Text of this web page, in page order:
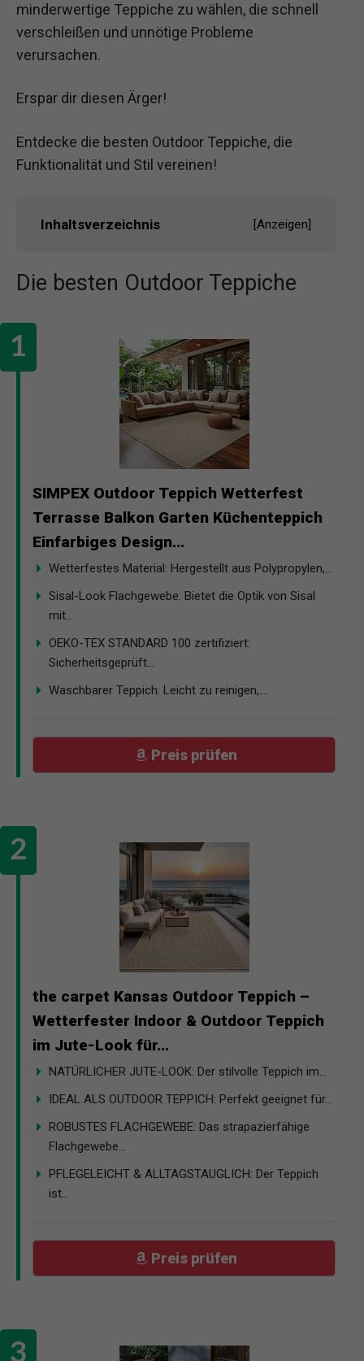
minderwertige Teppiche zu wählen, die schnell
verschleißen und unnötige Probleme
verursachen.
Erspar dir diesen Ärger!
Entdecke die besten Outdoor Teppiche, die
Funktionalität und Stil vereinen!
Inhaltsverzeichnis [Anzeigen]
Die besten Outdoor Teppiche
SIMPEX Outdoor Teppich Wetterfest
Terrasse Balkon Garten Küchenteppich
Einfarbiges Design...
Wetterfestes Material: Hergestellt aus Polypropylen,...
Sisal-Look Flachgewebe: Bietet die Optik von Sisal
mit...
OEKO-TEX STANDARD 100 zertifiziert:
Sicherheitsgeprüft...
Waschbarer Teppich: Leicht zu reinigen,...
Preis prüfen
the carpet Kansas Outdoor Teppich –
Wetterfester Indoor & Outdoor Teppich
im Jute-Look für...
NATÜRLICHER JUTE-LOOK: Der stilvolle Teppich im...
IDEAL ALS OUTDOOR TEPPICH: Perfekt geeignet für...
ROBUSTES FLACHGEWEBE: Das strapazierfähige
Flachgewebe...
PFLEGELEICHT & ALLTAGSTAUGLICH: Der Teppich
ist...
Preis prüfen